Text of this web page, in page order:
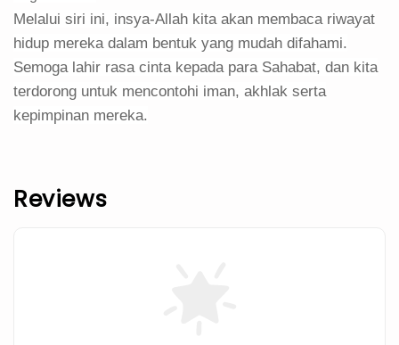
Melalui siri ini, insya-Allah kita akan membaca riwayat
hidup mereka dalam bentuk yang mudah difahami.
Semoga lahir rasa cinta kepada para Sahabat, dan kita
terdorong untuk mencontohi iman, akhlak serta
kepimpinan mereka.
Reviews